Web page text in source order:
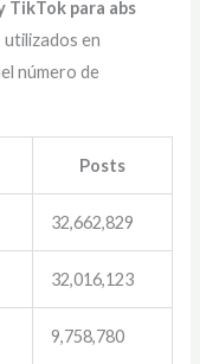
TikTok para abs
en
número de
Posts
32,662,829
32,016,123
9,758,780